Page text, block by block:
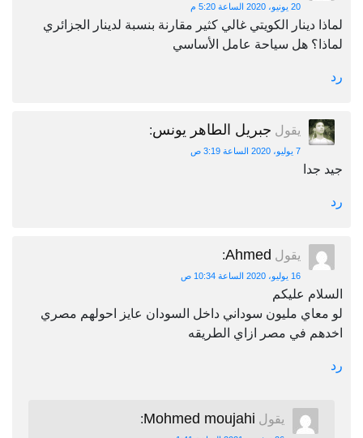
20 يونيو، 2020 الساعة 5:20 م
لماذا دينار الكويتي غالي كثير مقارنة بنسبة لدينار الجزائري
لماذا؟ هل سياحة عامل الأساسي
رد
يقول جبريل الطاهر يونس:
7 يوليو، 2020 الساعة 3:19 ص
جيد جدا
رد
يقول Ahmed
:
16 يوليو، 2020 الساعة 10:34 ص
السلام عليكم
لو معاي مليون سوداني داخل السودان عايز احولهم مصري
اخدهم في مصر ازاي الطريقه
رد
يقول Mohmed moujahi
: